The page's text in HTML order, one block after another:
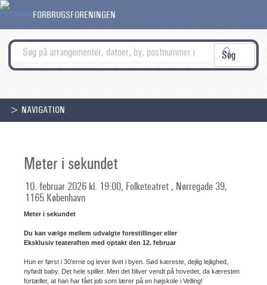
FORBRUGSFORENINGEN
> NAVIGATION
Meter i sekundet
10. februar 2026 kl. 19:00, Folketeatret , Nørregade 39,
1165 København
Meter i sekundet
Du kan vælge mellem udvalgte forestillinger eller
Eksklusiv teateraften med optakt den 12. februar
Hun er først i 30’erne og lever livet i byen. Sød kæreste, dejlig lejlighed,
nyfødt baby. Det hele spiller. Men det bliver vendt på hovedet, da kæresten
fortæller, at han har fået job som lærer på en højskole i Velling!